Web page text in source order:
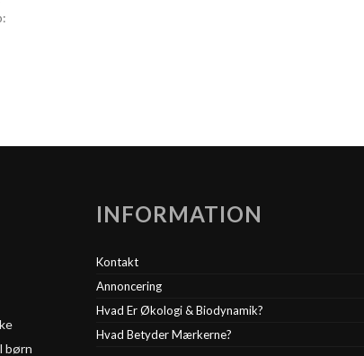
børn
INFORMATION
Kontakt
Annoncering
Hvad Er Økologi & Biodynamik?
Hvad Betyder Mærkerne?